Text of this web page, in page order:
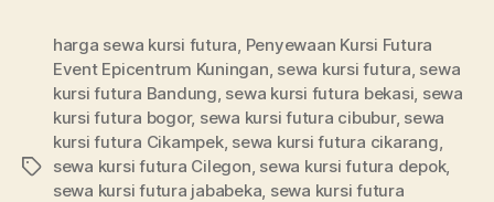
Tag
harga sewa kursi futura Penyewaan Kursi Futura
Event Epicentrum Kuningan sewa kursi futura sewa
kursi futura Bandung sewa kursi futura bekasi sewa
kursi futura bogor, sewa kursi futura cibubur, sewa
kursi futura Cikampek, sewa kursi futura cikarang
sewa kursi futura Cilegon sewa kursi futura depok,
sewa kursi futura jababeka sewa kursi futura